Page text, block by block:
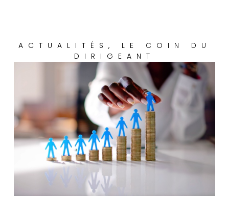
ACTUALITÉS , LE COIN DU
DIRIGEANT